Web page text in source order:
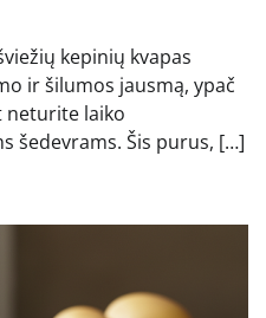
kepinių kvapas
ir šilumos jausmą, ypač
neturite laiko
šedevrams. Šis purus, […]